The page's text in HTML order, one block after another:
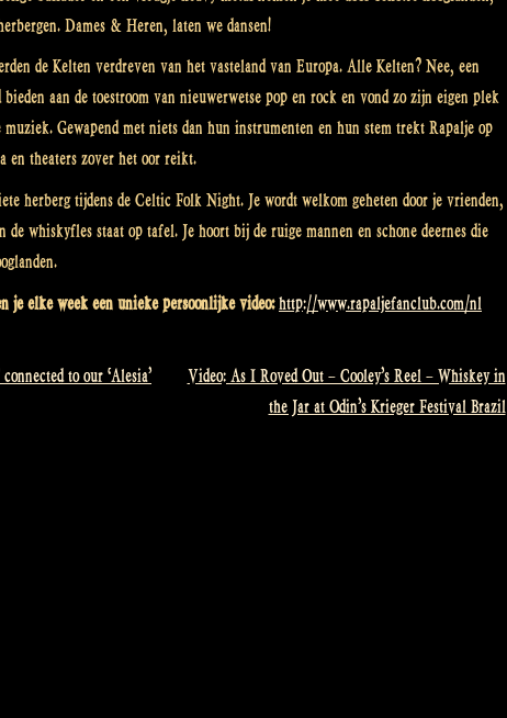
Dames & Heren, laten we dansen!
de Kelten verdreven van het vasteland van Europa. Alle Kelten? Nee, een
aan de toestroom van nieuwerwetse pop en rock en vond zo zijn eigen plek
Gewapend met niets dan hun instrumenten en hun stem trekt Rapalje op
en theaters zover het oor reikt.
herberg tijdens de Celtic Folk Night. Je wordt welkom geheten door je vrienden,
whiskyfles staat op tafel. Je hoort bij de ruige mannen en schone deernes die
je elke week een unieke persoonlijke video:http://www.rapaljefanclub.com/nl
to our ‘Alesia’
Video: As I Roved Out – Cooley’s Reel – Whiskey in
the Jar at Odin’s Krieger Festival Brazil